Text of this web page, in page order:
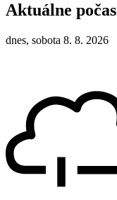
Aktuálne
dnes, sobota 8. 8. 2026